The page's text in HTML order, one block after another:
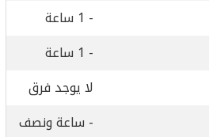
- 1 ساعة
- 1 ساعة
لا يوجد فرق
- ساعة ونصف